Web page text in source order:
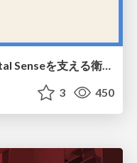
白金鉱業Meetup_Vol.22_Orbital Senseを支える衛星画像のマルチモーダルエンベディングと地理空間のあいまい検索技術
3 450